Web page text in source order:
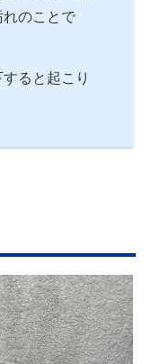
のことで
ると起こり